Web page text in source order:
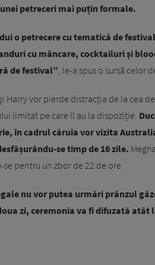
petreceri mai puțin formale.
o petrecere cu tematică de
cu mâncare, cocktailuri și
de festival”, le-a spus o sursă celor
Harry vor pierde distracția de la cea
limitat pe care îl au la dispoziție.
în cadrul căruia vor vizita
se timp de 16 zile.
pentru un zbor de 22 de ore.
nu vor putea urmări prânzul
zi, ceremonia va fi difuzată atât